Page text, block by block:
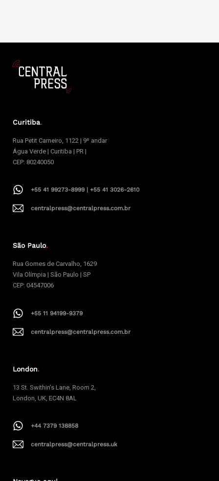
Curitiba.
Rua Petit Carneiro, 1122 | 9º andar
Água Verde | Curitiba | PR |
CEP: 80240050
+55 41 99273-8999 | +55 41 3026-2610
centralpress@centralpress.com.br
São Paulo.
Rua Gomes de Carvalho, 1629
Vila Olímpia | São Paulo | SP
CEP: 04547006
+55 11 94199-9379
centralpress@centralpress.com.br
London.
13 St. Swithin’s Lane, Room 2,
London, UK, EC4N 8AL
+44 7379 138858
centralpress@centralpress.uk